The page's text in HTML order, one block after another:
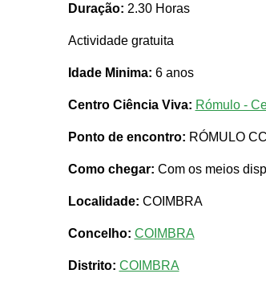
Duração: 2.30 Horas
Actividade gratuita
Idade Minima: 6 anos
Centro Ciência Viva: Rómulo -
Ponto de encontro: RÓMULO
Como chegar: Com os meios
Localidade: COIMBRA
Concelho: COIMBRA
Distrito: COIMBRA